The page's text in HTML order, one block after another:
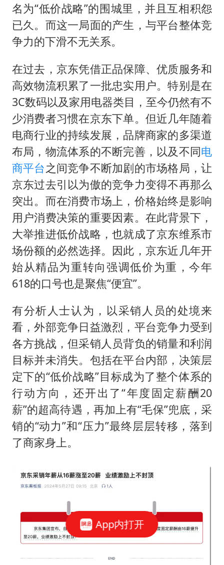
名为“低价战略”的围城里，并且互相积怨
已久。而这一局面的产生，与平台整体竞
争力的下滑不无关系。
在过去，京东凭借正品保障、优质服务和
高效物流积累了一批忠实用户。特别是在
3C数码以及家用电器类目，至今仍然有不
少消费者习惯在京东下单。但近几年随着
电商行业的持续发展，品牌商家的多渠道
布局，物流体系的不断完善，以及不同电
商平台之间竞争不断加剧的市场格局，让
京东过去引以为傲的竞争力变得不再那么
突出。而在消费市场上，价格始终是影响
用户消费决策的重要因素。在此背景下，
大举推进低价战略，也就成了京东维系市
场份额的必然选择。因此，京东近几年开
始从精品为重转向强调低价为重，今年
618的口号也是聚焦“便宜”。
有分析人士认为，以采销人员的处境来
看，外部竞争日益激烈，平台竞争力受到
各方挑战，但采销人员背负的销量和利润
目标并未消失。包括在平台内部，决策层
定下的“低价战略”目标成为了整个体系的
行动方向，还开出了“年度固定薪酬20
薪”的超高待遇，再加上有“毛保”兜底，采
销的“动力”和“压力”最终层层转移，落到
了商家身上。
App内打开